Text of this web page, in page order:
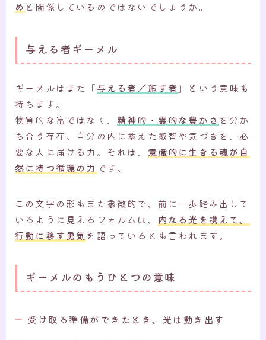
め と関係しているのではないでしょうか。
与える者ギーメル
ギーメルはまた「与える者／施す者 」という意味も
持ちます。
物質的な富ではなく、 精神的・霊的な豊かさ を分か
ち合う存在。自分の内に蓄えた叡智や気づきを、必
要な人に届ける力。それは、 意識的に生きる魂が自
然に持つ循環の力 です。
この文字の形もまた象徴的で、前に一歩踏み出して
いるように見えるフォルムは、 内なる光を携えて、
行動に移す勇気 を語っているとも言われます。
ギーメルのもうひとつの意味
受け取る準備ができたとき、光は動き出す